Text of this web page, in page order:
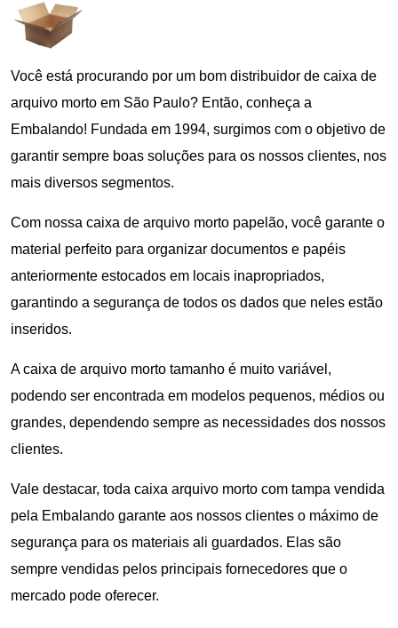
Você está procurando por um bom distribuidor de caixa de
arquivo morto em São Paulo? Então, conheça a
Embalando! Fundada em 1994, surgimos com o objetivo de
garantir sempre boas soluções para os nossos clientes, nos
mais diversos segmentos.
Com nossa caixa de arquivo morto papelão, você garante o
material perfeito para organizar documentos e papéis
anteriormente estocados em locais inapropriados,
garantindo a segurança de todos os dados que neles estão
inseridos.
A caixa de arquivo morto tamanho é muito variável,
podendo ser encontrada em modelos pequenos, médios ou
grandes, dependendo sempre as necessidades dos nossos
clientes.
Vale destacar, toda caixa arquivo morto com tampa vendida
pela Embalando garante aos nossos clientes o máximo de
segurança para os materiais ali guardados. Elas são
sempre vendidas pelos principais fornecedores que o
mercado pode oferecer.